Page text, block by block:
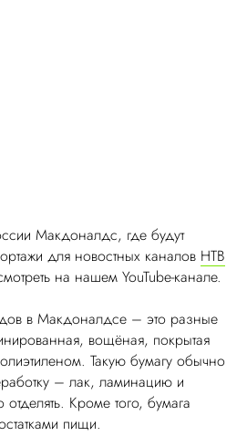
Макдоналдс, где будут
для новостных каналов НТВ
на нашем YouTube-канале.
в Макдоналдсе – это разные
вощёная, покрытая
Такую бумагу обычно
– лак, ламинацию и
отделять. Кроме того, бумага
пищи.